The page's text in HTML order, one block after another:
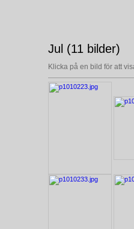
Jul (11 bilder)
Klicka på en bild för att